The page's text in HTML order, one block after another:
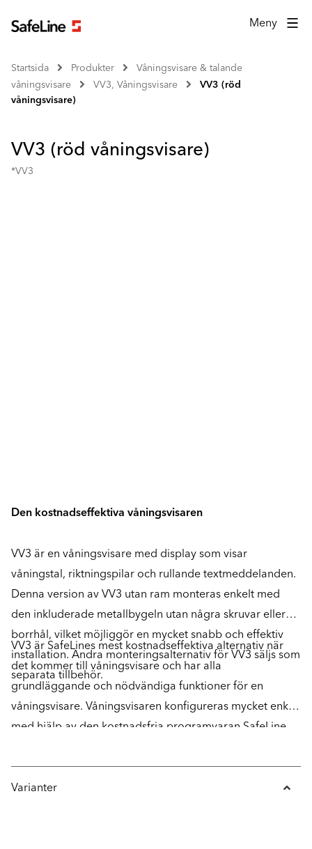
Meny
Startsida Produkter
Våningsvisare & talande
våningsvisare
VV3, Våningsvisare
VV3 (röd
våningsvisare)
VV3 (röd våningsvisare)
*VV3
Den kostnadseffektiva våningsvisaren
VV3 är en våningsvisare med display som visar
våningstal, riktningspilar och rullande textmeddelanden.
Denna version av VV3 utan ram monteras enkelt med
den inkluderade metallbygeln utan några skruvar eller
borrhål, vilket möjliggör en mycket snabb och effektiv
installation. Andra monteringsalternativ för VV3 säljs som
separata tillbehör.
VV3 är SafeLines mest kostnadseffektiva alternativ när
det kommer till våningsvisare och har alla
grundläggande och nödvändiga funktioner för en
våningsvisare. Våningsvisaren konfigureras mycket enkelt
med hjälp av den kostnadsfria programvaran SafeLine
eller helt manuellt med enhetens inbyggda knappar.
Enheten är vidare även kompatibel för uppspelning av
Varianter